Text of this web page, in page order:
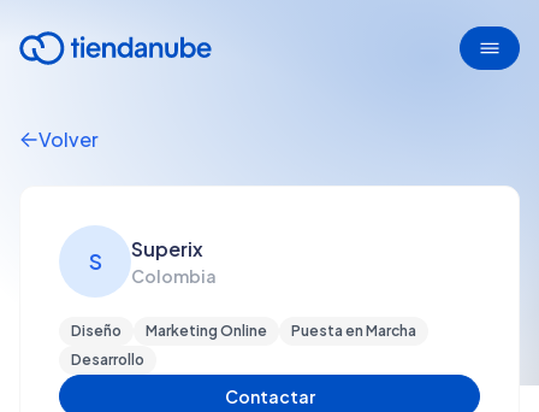
Volver
S Superix
Colombia
Diseño Marketing Online
Puesta en Marcha
Desarrollo
Contactar